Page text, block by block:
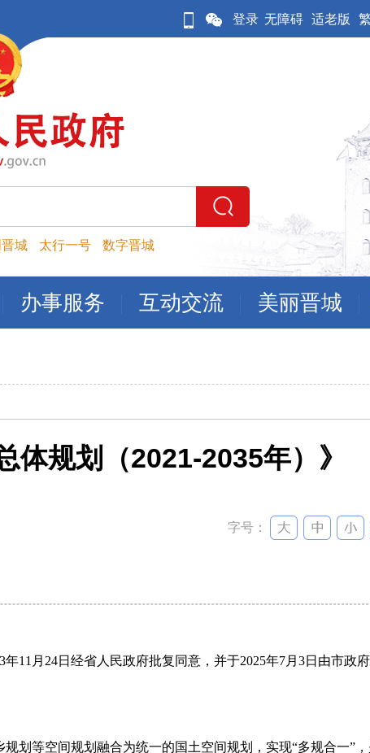
登录 无障碍 适老版
城 太行一号 数字晋城
办事服务 互动交流 美丽晋城
规划（2021-2035年）》
字号：
11月24日经省人民政府批复同意，并于2025年7月3日由市政
划等空间规划融合为统一的国土空间规划，实现“多规合一”